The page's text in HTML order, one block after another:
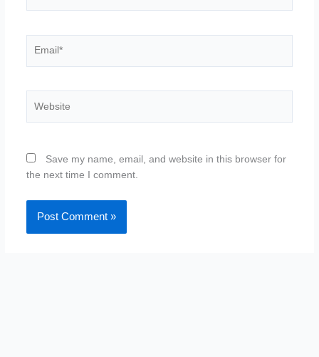
Save my name, email, and website in this browser for
the next time I comment.